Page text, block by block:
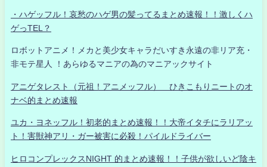
・ハゲッフル！哀愁のハゲ男の髪ってるまとめ速報！！激しくハ
ゲっTEL？
ロボットアニメ！メカと美少女キャラだいすき永遠の非リア充・
非モテ星人 ！あらゆるマニアの為のマニアックサイト
アニゲタレスト（元祖！アニメッフル） ひきこもりニートのオ
ナベ的まとめ速報
ユカ・ヨネッフル！初老的まとめ速報！！大帝イタチにラリアッ
ト！害獣神アリ・ガー被害に必殺！パイルドライバー
ヒロコンプレックスNIGHT 的まとめ速報！！子供が欲しいど陰キ